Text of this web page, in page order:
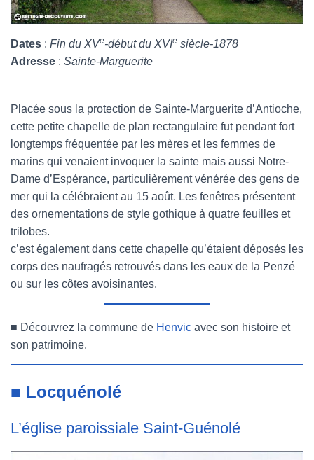
Dates : Fin du XVe-début du XVIe siècle-1878
Adresse : Sainte-Marguerite
Placée sous la protection de Sainte-Marguerite d’Antioche,
cette petite chapelle de plan rectangulaire fut pendant fort
longtemps fréquentée par les mères et les femmes de
marins qui venaient invoquer la sainte mais aussi Notre-
Dame d’Espérance, particulièrement vénérée des gens de
mer qui la célébraient au 15 août. Les fenêtres présentent
des ornementations de style gothique à quatre feuilles et
trilobes.
c’est également dans cette chapelle qu’étaient déposés les
corps des naufragés retrouvés dans les eaux de la Penzé
ou sur les côtes avoisinantes.
■ Découvrez la commune de Henvic avec son histoire et
son patrimoine.
■ Locquénolé
L’église paroissiale Saint-Guénolé